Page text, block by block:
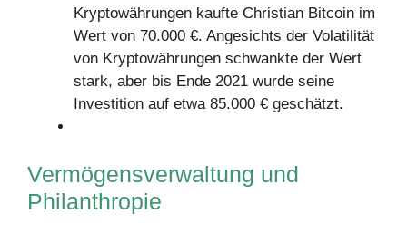
Kryptowährungen kaufte Christian Bitcoin im
Wert von 70.000 €. Angesichts der Volatilität
von Kryptowährungen schwankte der Wert
stark, aber bis Ende 2021 wurde seine
Investition auf etwa 85.000 € geschätzt.
Vermögensverwaltung und
Philanthropie